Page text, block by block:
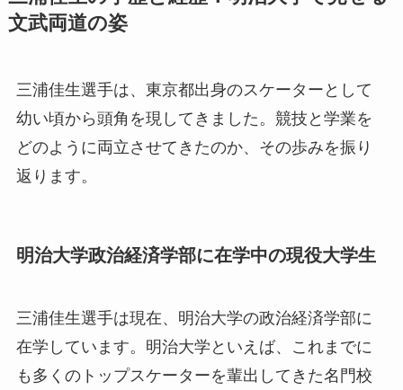
文武両道の姿
三浦佳生選手は、東京都出身のスケーターとして
幼い頃から頭角を現してきました。競技と学業を
どのように両立させてきたのか、その歩みを振り
返ります。
明治大学政治経済学部に在学中の現役大学生
三浦佳生選手は現在、明治大学の政治経済学部に
在学しています。明治大学といえば、これまでに
も多くのトップスケーターを輩出してきた名門校